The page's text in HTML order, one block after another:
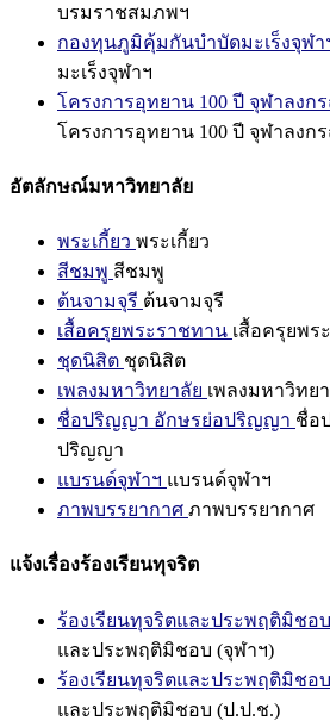
บรมราชสมภพฯ
กองทุนภูมิคุ้มกันบำบัดมะเร็งจุฬา
มะเร็งจุฬาฯ
โครงการอุทยาน 100 ปี จุฬาลง
โครงการอุทยาน 100 ปี จุฬาลง
อัตลักษณ์มหาวิทยาลัย
พระเกี้ยว พระเกี้ยว
สีชมพู สีชมพู
ต้นจามจุรี ต้นจามจุรี
เสื้อครุยพระราชทาน เสื้อครุยพร
ชุดนิสิต ชุดนิสิต
เพลงมหาวิทยาลัย เพลงมหาวิทย
ชื่อปริญญา อักษรย่อปริญญา ชื่อ
ปริญญา
แบรนด์จุฬาฯ แบรนด์จุฬาฯ
ภาพบรรยากาศ ภาพบรรยากาศ
แจ้งเรื่องร้องเรียนทุจริต
ร้องเรียนทุจริตและประพฤติมิชอ
และประพฤติมิชอบ (จุฬาฯ)
ร้องเรียนทุจริตและประพฤติมิชอ
และประพฤติมิชอบ (ป.ป.ช.)